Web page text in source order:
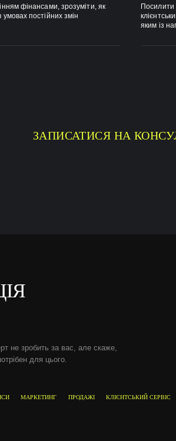
фінансами, зрозуміти, як
постійних змін
Посилити
яким із
ЗАПИСАТИСЯ НА
не зробить за вас, але скаже,
для цього.
МАРКЕТИНГ ПРОДАЖІ КЛІЄНТСЬКИЙ СЕРВІС